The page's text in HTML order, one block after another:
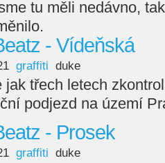
tu měli nedávno,
- Vídeňská
graffiti duke
jak třech letech
podjezd na území
- Prosek
graffiti duke